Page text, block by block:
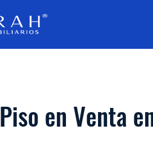
Piso en Venta